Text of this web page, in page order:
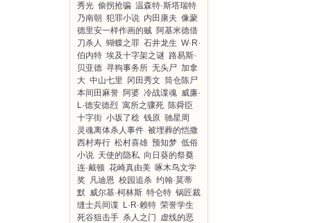
秀光 偷拐抢骗 温森特·斯塔瑞特
乃南朝 犯罪小说 内田康夫 像蒙
德里安一样作画的贼 阿基米德借
刀杀人 蝴蝶之罪 石井龙生 W·R·
伯内特 埃及十字架之谜 路易斯·
贝亚德 寻狗事务所 无头尸 加拿
大 中山七里 冈田秀文 筒仓陈尸
本间田麻誉 阿婆 冷战谍魂 威廉·
L·德安德烈 寓所之骤死 陈舜臣
十字街 小坂了稔 钱原 驰星周
灵魂离体杀人事件 被埋葬的恺撒
西村寿行 松村喜雄 预知梦 低俗
小说 天使的隐私 向日葵的祭奠
连·戴顿 花崎真由美 啄木鸟文学
奖
凡迪恩 校园追杀 约翰·莫蒂
默 威尔基·柯林斯 特仑特 锅匠裁
缝士兵间谍
L·R·赖特 荣誉学生
死谷狙击手 杀人之门 虚线的恶